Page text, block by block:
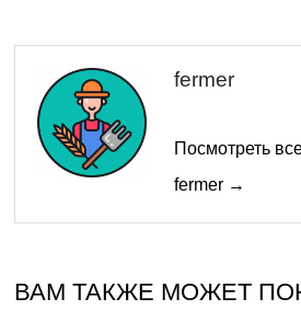
fermer
Посмотреть
fermer →
ВАМ ТАКЖЕ МОЖЕТ